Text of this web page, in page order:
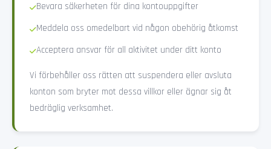
Bevara säkerheten för dina kontouppgifter
Meddela oss omedelbart vid någon obehörig åtkomst
Acceptera ansvar för all aktivitet under ditt konto
Vi förbehåller oss rätten att suspendera eller avsluta
konton som bryter mot dessa villkor eller ägnar sig åt
bedräglig verksamhet.